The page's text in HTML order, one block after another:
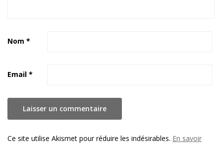
Nom *
Email *
Ce site utilise Akismet pour réduire les indésirables. En savoir